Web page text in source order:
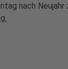
nach Neujahr